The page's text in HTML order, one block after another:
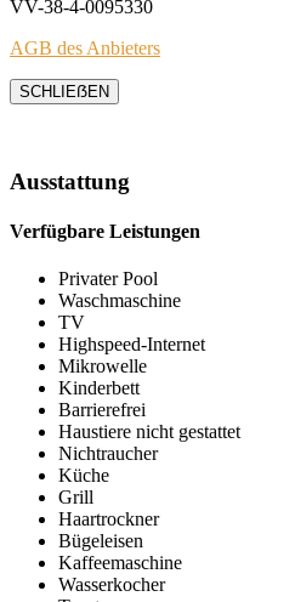
VV-38-4-0095330
AGB des Anbieters
SCHLIEẞEN
Ausstattung
Verfügbare Leistungen
Privater Pool
Waschmaschine
TV
Highspeed-Internet
Mikrowelle
Kinderbett
Barrierefrei
Haustiere nicht gestattet
Nichtraucher
Küche
Grill
Haartrockner
Bügeleisen
Kaffeemaschine
Wasserkocher